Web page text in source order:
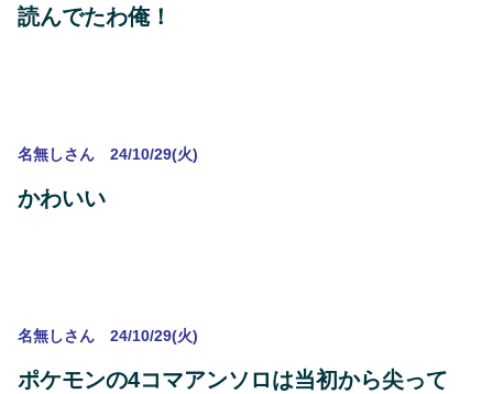
読んでたわ俺！
名無しさん 24/10/29(火)
かわいい
名無しさん 24/10/29(火)
ポケモンの4コマアンソロは当初から尖って